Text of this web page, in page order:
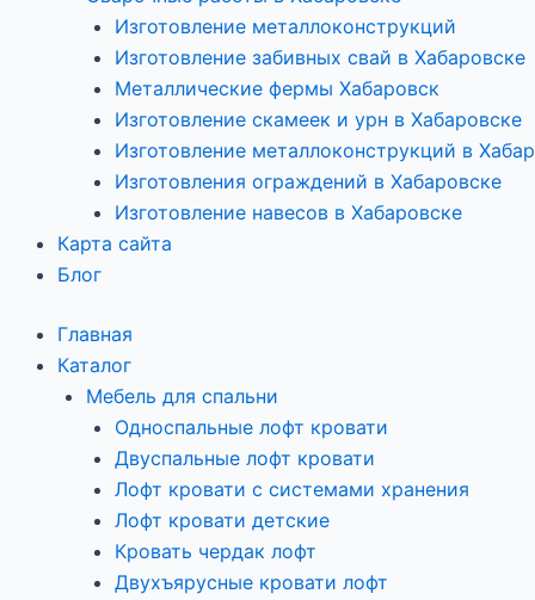
Изготовление металлоконструкций
Изготовление забивных свай в Хабаровске
Металлические фермы Хабаровск
Изготовление скамеек и урн в Хабаровске
Изготовление металлоконструкций в
Изготовления ограждений в Хабаровске
Изготовление навесов в Хабаровске
Карта сайта
Блог
Главная
Каталог
Мебель для спальни
Односпальные лофт кровати
Двуспальные лофт кровати
Лофт кровати с системами хранения
Лофт кровати детские
Кровать чердак лофт
Двухъярусные кровати лофт